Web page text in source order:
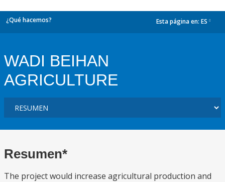
¿Qué hacemos? Esta página en: ES
WADI BEIHAN
AGRICULTURE
Resumen*
The project would increase agricultural production and